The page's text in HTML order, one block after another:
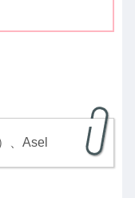
、Asel